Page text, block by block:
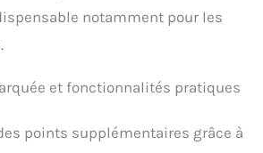
transporter la trottinette
votre voiture. Pour la
trottinette sous la pluie ou
notamment pour les
et fonctionnalités pratiques
points supplémentaires grâce à